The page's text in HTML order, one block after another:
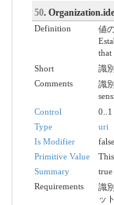
50.
Definition
値
that
Short
識
Comments
識
Control
0..1
Type
uri
Is Modifier
false
Primitive Value
Summary
true
Requirements
識
ッ